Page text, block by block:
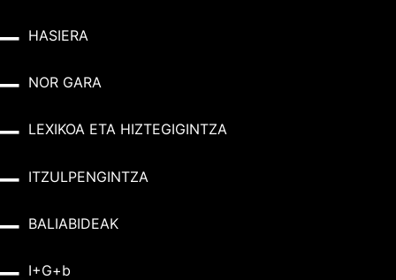
HASIERA
NOR GARA
LEXIKOA ETA HIZTEGIGINTZA
ITZULPENGINTZA
BALIABIDEAK
I+G+b